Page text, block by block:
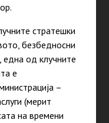
стратешки
безбедносни
една од клучните
е
–
(мерит
на времени